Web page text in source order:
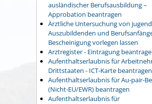
ausländischer Berufsausbildung –
Approbation beantragen
Ärztliche Untersuchung von
Auszubildenden und
Bescheinigung vorlegen lassen
Arztregister - Eintragung
Aufenthaltserlaubnis für
Drittstaaten - ICT-Karte beantragen
Aufenthaltserlaubnis für Au-pair-
(Nicht-EU/EWR) beantragen
Aufenthaltserlaubnis für